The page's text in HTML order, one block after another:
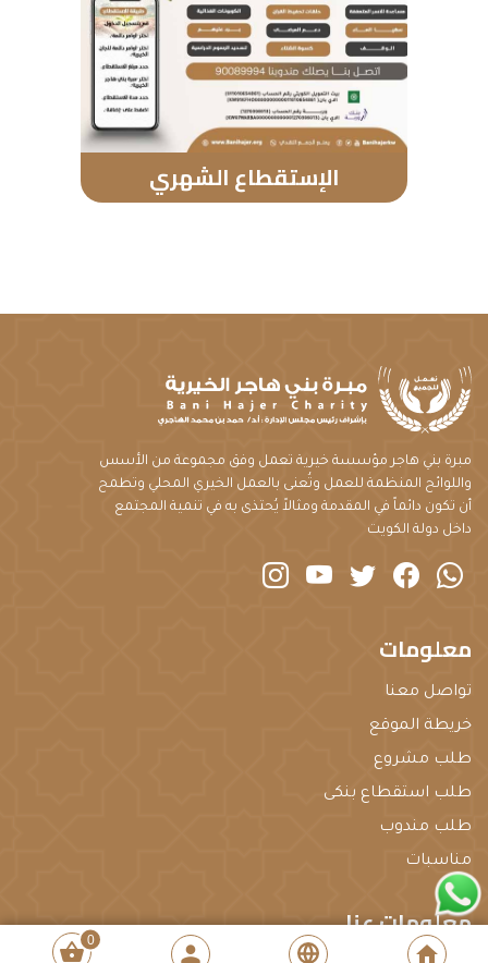
home
person
shopping_basket0
الإستقطاع الشهري
مبرة بني هاجر مؤسسة خيرية تعمل وفق مجموعة من الأسس
واللوائح المنظمة للعمل وتُعنى بالعمل الخيري المحلي وتطمح
أن تكون دائماً في المقدمة ومثالاً يُحتذى به في تنمية المجتمع
داخل دولة الكويت
Whatsapp
Facebook
twitter
youtube
instagram
معلومات
تواصل معنا
خريطة الموقع
طلب مشروع
طلب استقطاع بنكى
طلب مندوب
مناسبات
معلومات عنا